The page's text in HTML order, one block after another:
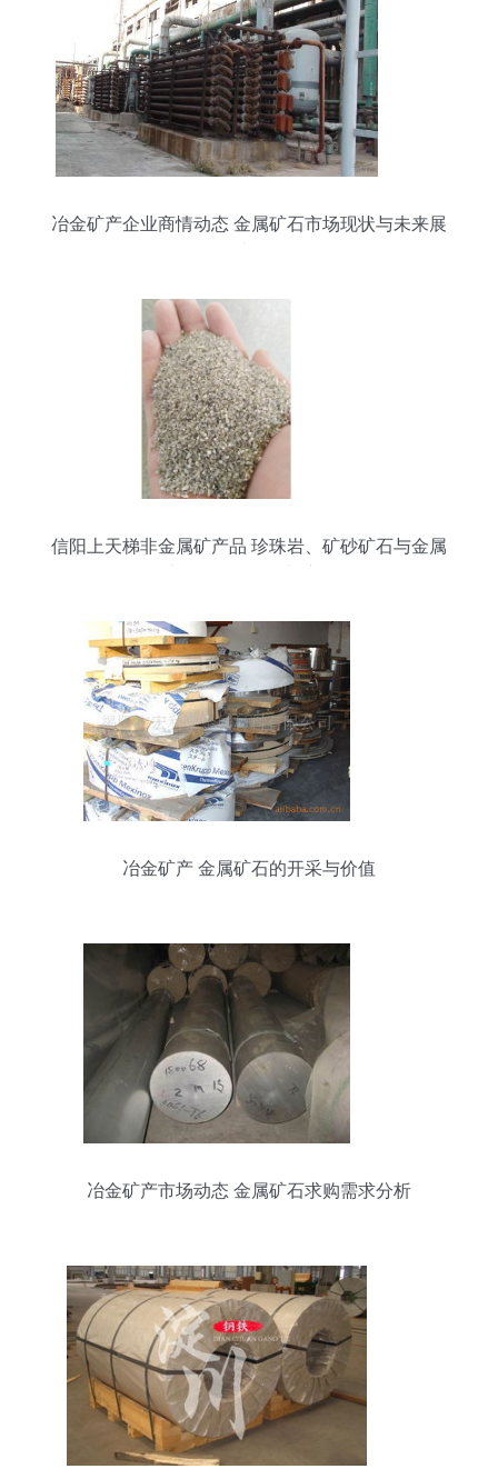
冶金矿产企业商情动态 金属矿石市场现状与未来展
信阳上天梯非金属矿产品 珍珠岩、矿砂矿石与金属
冶金矿产 金属矿石的开采与价值
冶金矿产市场动态 金属矿石求购需求分析